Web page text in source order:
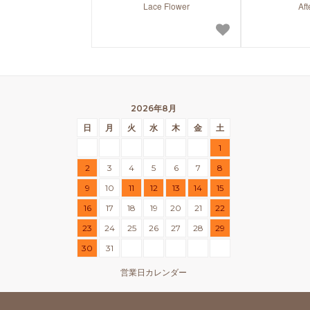
Lace Flower
2026年8月
日
月 火 水 木 金
土
1
2
3 4 5 6 7
8
9
10 11 12 13 14
15
16
17 18 19 20 21
22
23
24 25 26 27 28
29
30
31
営業日カレンダー